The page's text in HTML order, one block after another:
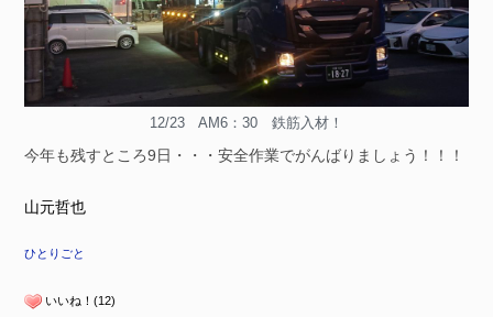
12/23 AM6：30 鉄筋入材！
今年も残すところ9日・・・安全作業でがんばりましょう！！！
山元哲也
ひとりごと
いいね！(12)